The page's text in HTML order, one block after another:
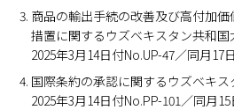
商品の輸出手続の改善及び高付加
措置に関するウズベキスタン共和国
2025年3月14日付No.UP-47／同月17
国際条約の承認に関するウズベキ
2025年3月14日付No.PP-101／同月